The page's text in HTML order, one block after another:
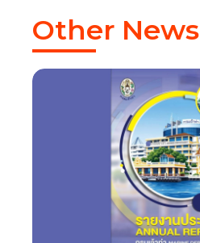
Other News